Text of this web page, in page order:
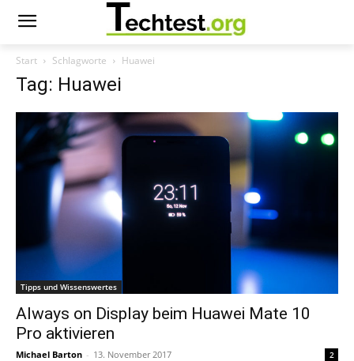
Start Schlagworte Huawei
Tag: Huawei
Tipps und Wissenswertes
Always on Display beim Huawei Mate 10
Pro aktivieren
Michael Barton - 13. November 2017 2